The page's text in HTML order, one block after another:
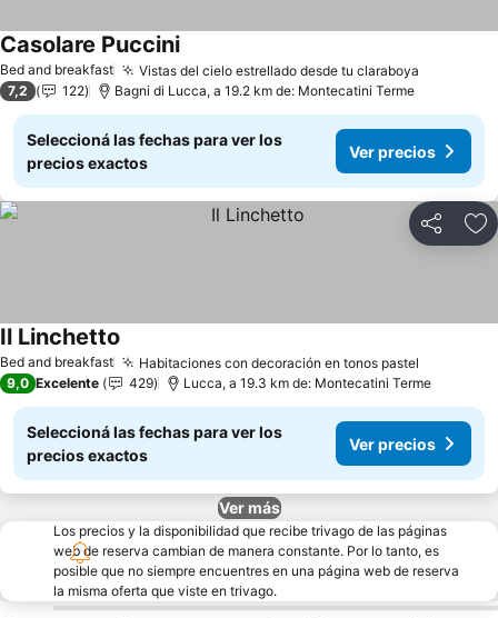
Bed and breakfast Vistas del cielo estrellado desde tu claraboya
Casolare PucciniVer precios
7,2 122 Bagni di Lucca, a 19.2 km de: Montecatini Terme
Seleccioná las fechas para ver los
precios exactos
Ver precios
Compartir
Bed and breakfast Habitaciones con decoración en tonos pastel
Il Linchetto
9,0 Excelente 429 Lucca, a 19.3 km de: Montecatini Terme
Seleccioná las fechas para ver los
precios exactos
Ver precios
Ver más
Los precios y la disponibilidad que recibe trivago de las páginas
web de reserva cambian de manera constante. Por lo tanto, es
posible que no siempre encuentres en una página web de reserva
la misma oferta que viste en trivago.